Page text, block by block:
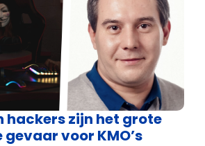
hackers zijn het grote
voor KMO’s